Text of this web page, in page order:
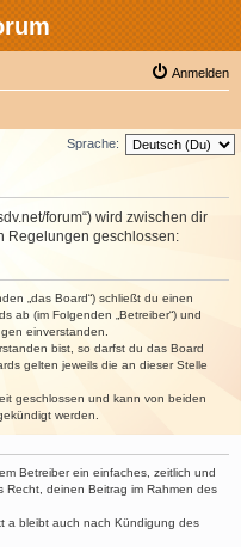
Anmelden
Sprache:
forum“) wird zwischen dir
Regelungen geschlossen:
„das Board“) schließt du einen
ab (im Folgenden „Betreiber“) und
einverstanden.
bist, so darfst du das Board
gelten jeweils die an dieser Stelle
geschlossen und kann von beiden
werden.
Betreiber ein einfaches, zeitlich und
Recht, deinen Beitrag im Rahmen des
a bleibt auch nach Kündigung des